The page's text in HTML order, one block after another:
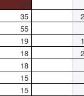
60
35
55
19
18
18
15
15